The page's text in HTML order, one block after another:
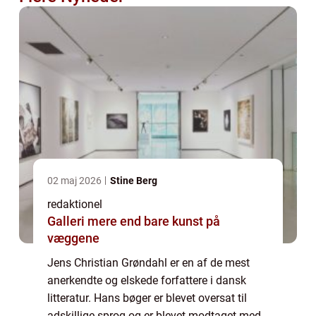
02 maj 2026 Stine Berg
redaktionel
Galleri mere end bare kunst på
væggene
Jens Christian Grøndahl er en af de mest
anerkendte og elskede forfattere i dansk
litteratur. Hans bøger er blevet oversat til